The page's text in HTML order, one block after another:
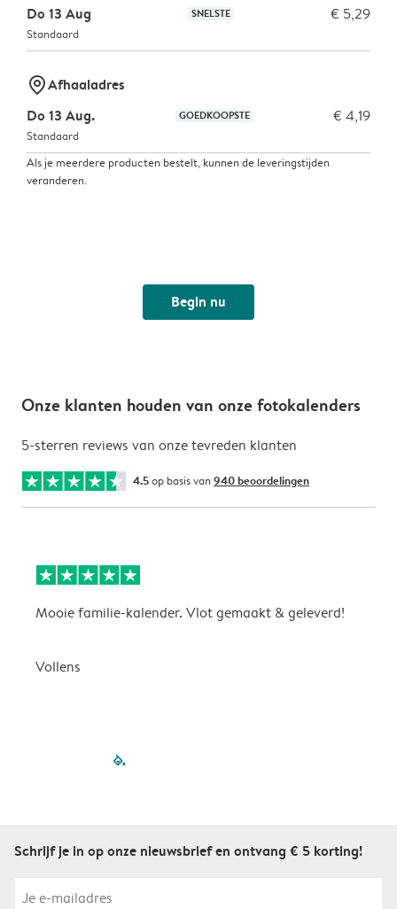
Do 13 Aug SNELSTE € 5,29
Standaard
marker-pinAfhaaladres
Do 13 Aug.
GOEDKOOPSTE € 4,19
Standaard
Als je meerdere producten bestelt, kunnen de leveringstijden
veranderen.
Begin nu
Onze klanten houden van onze fotokalenders
5-sterren reviews van onze tevreden klanten
4.5op basis van 940 beoordelingen
Mooie familie-kalender. Vlot gemaakt & geleverd!
Vollens
filled-pagination
Schrijf je in op onze nieuwsbrief en ontvang € 5 korting!